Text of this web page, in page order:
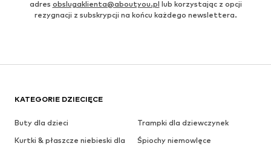
adres obslugaklienta@aboutyou.pl lub korzystając z opcji
rezygnacji z subskrypcji na końcu każdego newslettera.
KATEGORIE DZIECIĘCE
Buty dla dzieci
Trampki dla dziewczynek
Kurtki & płaszcze niebieski dla
Śpiochy niemowlęce